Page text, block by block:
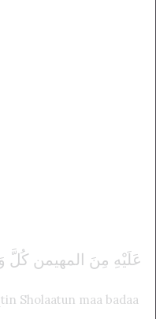
ﻋَﻠَﻴْﻪِ ﻣِﻦَ ﺍلمهيمن ﻛُﻞَّ
Sholaatun maa badaa